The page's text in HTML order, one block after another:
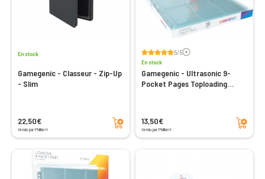
En stock
Gamegenic - Classeur - Zip-Up
- Slim
22,50€
Vendu par Philibert
Ajouter au panier
5/5Voir les avis
En stock
Gamegenic - Ultrasonic 9-
Pocket Pages Toploading
13,50€
Vendu par Philibert
Ajouter au panier